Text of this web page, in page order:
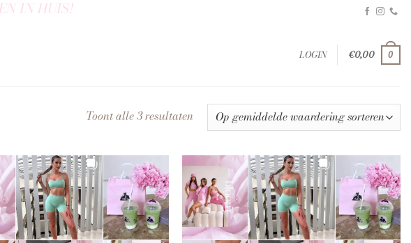
IN HUIS!
LOGIN €0,00 0
Toont alle 3 resultatenGesorteerd
waardering